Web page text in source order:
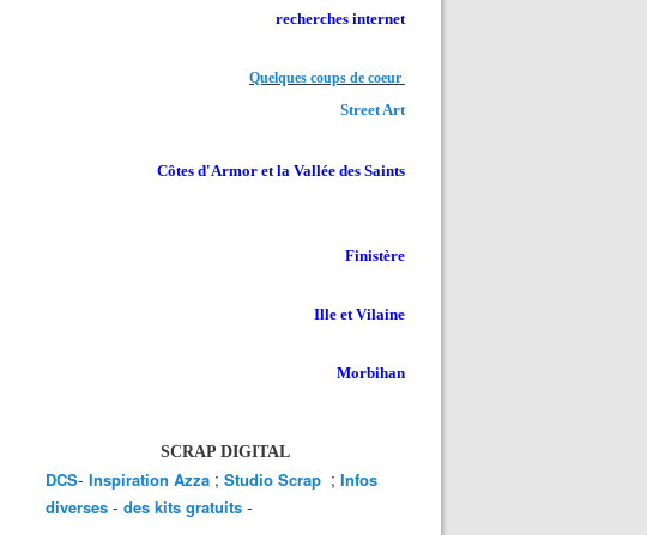
recherches internet
Quelques coups de coeur
Street Art
Côtes d'Armor et la Vallée des Saints
Finistère
Ille et Vilaine
Morbihan
SCRAP DIGITAL
DCS- Inspiration Azza ; Studio Scrap ; Infos
diverses - des kits gratuits -